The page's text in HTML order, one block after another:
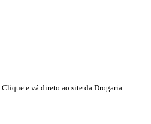
e vá direto ao site da Drogaria.